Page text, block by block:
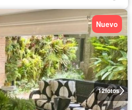
12fotos
Nuevo